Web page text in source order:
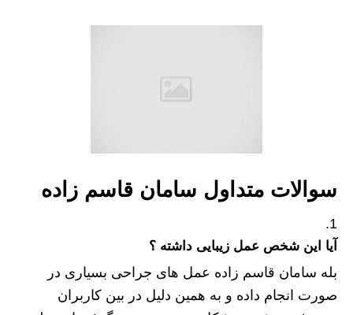
سوالات متداول سامان قاسم زاده
آیا این شخص عمل زیبایی داشته ؟
بله سامان قاسم زاده عمل های جراحی بسیاری در
صورت انجام داده و به همین دلیل در بین کاربران